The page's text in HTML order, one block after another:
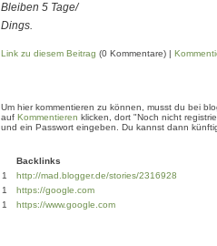
Bleiben 5 Tage/
Dings.
Link zu diesem Beitrag (0 Kommentare) |
Um hier kommentieren zu können, musst du bei
auf Kommentieren klicken, dort "Noch nicht
und ein Passwort eingeben. Du kannst dann
Backlinks
1
http://mad.blogger.de/stories/2316928
1
https://google.com
1
https://www.google.com